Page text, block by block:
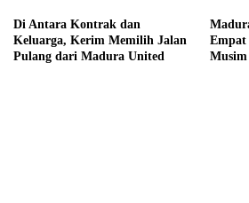
Di Antara Kontrak dan
Keluarga, Kerim Memilih Jalan
Pulang dari Madura United
Empat